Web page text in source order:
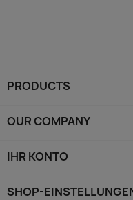
PRODUCTS
OUR COMPANY
IHR KONTO
SHOP-